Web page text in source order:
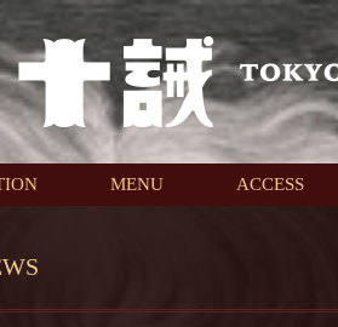
MENU ACCESS